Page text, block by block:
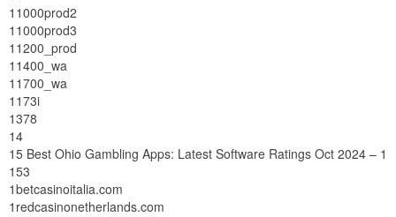
11000prod2
11000prod3
11200_prod
11400_wa
11700_wa
1173i
1378
14
15 Best Ohio Gambling Apps: Latest Software Ratings Oct 2024 – 1
153
1betcasinoitalia.com
1redcasinonetherlands.com